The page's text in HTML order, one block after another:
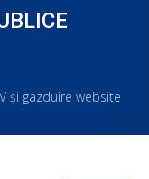
şi gazduire website